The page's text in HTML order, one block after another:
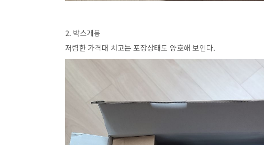
2. 박스개봉
저렴한 가격대 치고는 포장상태도 양호해 보인다.